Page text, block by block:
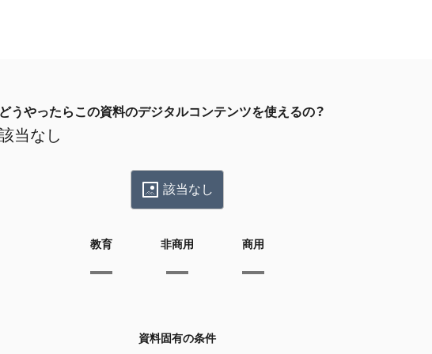
どうやったらこの資料のデジタルコンテンツを使えるの？
当なし
該当なし
教育 非商用 商用
資料固有の条件